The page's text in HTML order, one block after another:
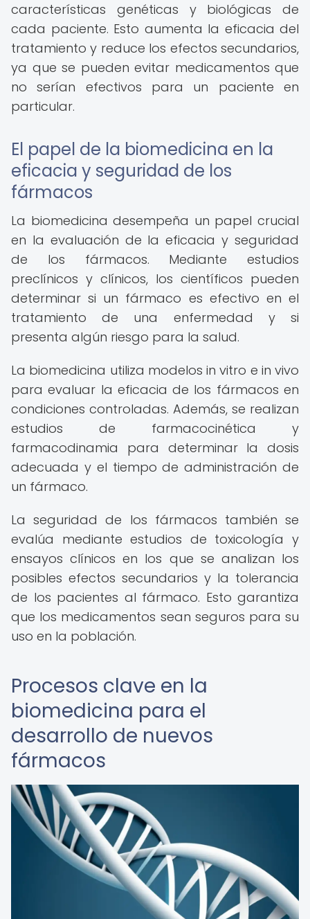
características genéticas y biológicas de
cada paciente. Esto aumenta la eficacia del
tratamiento y reduce los efectos secundarios,
ya que se pueden evitar medicamentos que
no serían efectivos para un paciente en
particular.
El papel de la biomedicina en la
eficacia y seguridad de los
fármacos
La biomedicina desempeña un papel crucial
en la evaluación de la eficacia y seguridad
de los fármacos. Mediante estudios
preclínicos y clínicos, los científicos pueden
determinar si un fármaco es efectivo en el
tratamiento de una enfermedad y si
presenta algún riesgo para la salud.
La biomedicina utiliza modelos in vitro e in vivo
para evaluar la eficacia de los fármacos en
condiciones controladas. Además, se realizan
estudios de farmacocinética y
farmacodinamia para determinar la dosis
adecuada y el tiempo de administración de
un fármaco.
La seguridad de los fármacos también se
evalúa mediante estudios de toxicología y
ensayos clínicos en los que se analizan los
posibles efectos secundarios y la tolerancia
de los pacientes al fármaco. Esto garantiza
que los medicamentos sean seguros para su
uso en la población.
Procesos clave en la
biomedicina para el
desarrollo de nuevos
fármacos